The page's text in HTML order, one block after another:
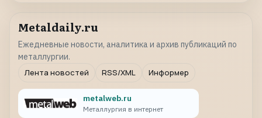
Metaldaily.ru
Ежедневные новости, аналитика и архив публикаций по
металлургии.
Лента новостей
RSS/XML Информер
metalweb.ru
Металлургия в интернет